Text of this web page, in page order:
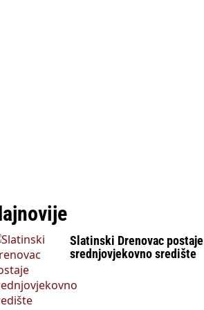
Slatinski Drenovac postaje
srednjovjekovno središte